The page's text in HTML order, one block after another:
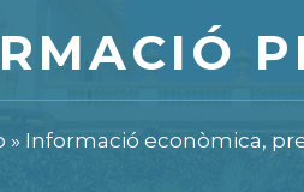
» Informació econòmica,